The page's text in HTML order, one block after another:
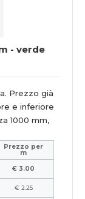
- verde
Prezzo già
e inferiore
1000 mm,
Prezzo per
m
€ 3.00
€ 2.25